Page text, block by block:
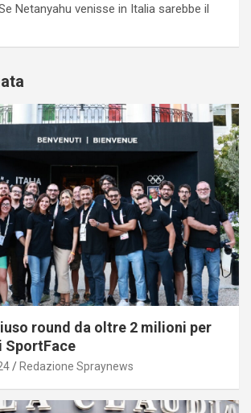
Netanyahu venisse in Italia sarebbe il
round da oltre 2 milioni per
SportFace
Redazione Spraynews